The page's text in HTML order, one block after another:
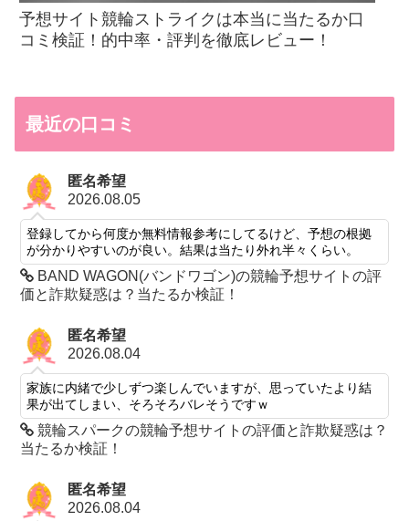
予想サイト競輪ストライクは本当に当たるか口
コミ検証！的中率・評判を徹底レビュー！
最近の口コミ
匿名希望
2026.08.05
登録してから何度か無料情報参考にしてるけど、予想の根拠
が分かりやすいのが良い。結果は当たり外れ半々くらい。
BAND WAGON(バンドワゴン)の競輪予想サイトの評
価と詐欺疑惑は？当たるか検証！
匿名希望
2026.08.04
家族に内緒で少しずつ楽しんでいますが、思っていたより結
果が出てしまい、そろそろバレそうですｗ
競輪スパークの競輪予想サイトの評価と詐欺疑惑は？
当たるか検証！
匿名希望
2026.08.04